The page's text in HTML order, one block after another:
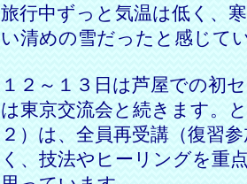
旅行中ずっと気温は低く、
い清めの雪だったと感じて
１２～１３日は芦屋での初
は東京交流会と続きます。
２）は、全員再受講（復習
く、技法やヒーリングを重